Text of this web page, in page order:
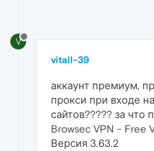
V
vitall-39
аккаунт премиум,
прокси при входе
сайтов????? за что
Browsec VPN - Free
Версия 3.63.2